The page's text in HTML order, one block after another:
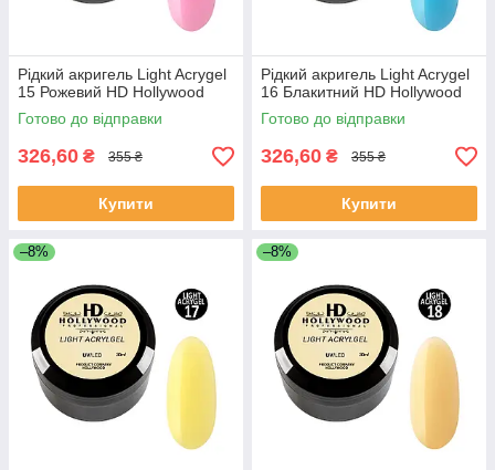
Рідкий акригель Light Acrygel
15 Рожевий HD Hollywood
Готово до відправки
326,60 ₴ 355 ₴
Купити
Рідкий акригель Light Acrygel
16 Блакитний HD Hollywood
Готово до відправки
326,60 ₴ 355 ₴
Купити
–8% –8%